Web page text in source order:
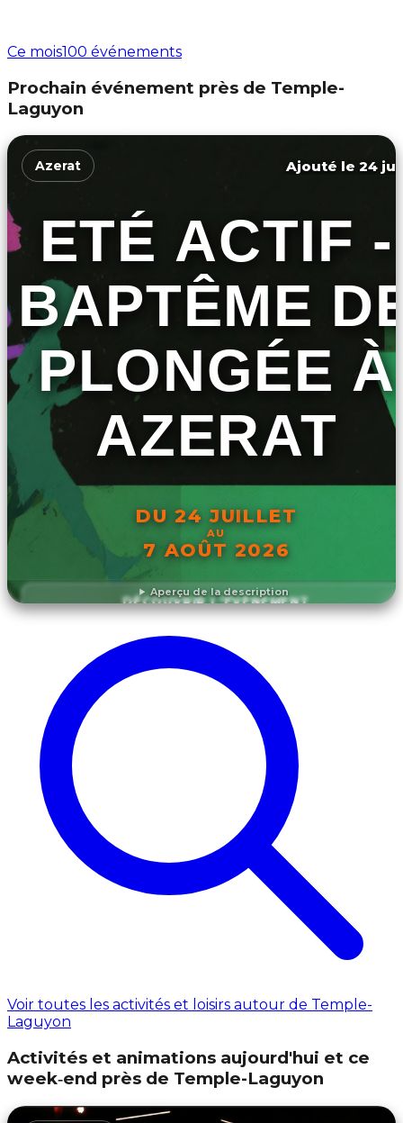
Ce mois100 événements
Prochain événement près de Temple-
Laguyon
Aperçu de la description
Azerat Ajouté le 24
ETÉ ACTIF -
BAPTÊME
PLONGÉE À
AZERAT
DU 24 JUILLET
AU
7 AOÛT 2026
DÉCOUVRIR L'ÉVÉNEMENT
Voir toutes les activités et loisirs autour de Temple-
Laguyon
Activités et animations aujourd'hui et ce
week‑end près de Temple-Laguyon